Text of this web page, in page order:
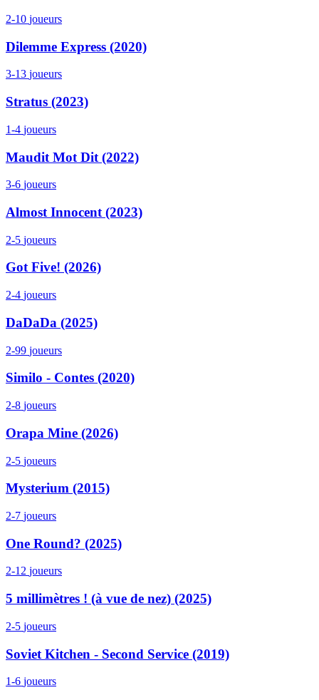
2-10 joueurs
Dilemme Express (2020)
3-13 joueurs
Stratus (2023)
1-4 joueurs
Maudit Mot Dit (2022)
3-6 joueurs
Almost Innocent (2023)
2-5 joueurs
Got Five! (2026)
2-4 joueurs
DaDaDa (2025)
2-99 joueurs
Similo - Contes (2020)
2-8 joueurs
Orapa Mine (2026)
2-5 joueurs
Mysterium (2015)
2-7 joueurs
One Round? (2025)
2-12 joueurs
5 millimètres ! (à vue de nez) (2025)
2-5 joueurs
Soviet Kitchen - Second Service (2019)
1-6 joueurs